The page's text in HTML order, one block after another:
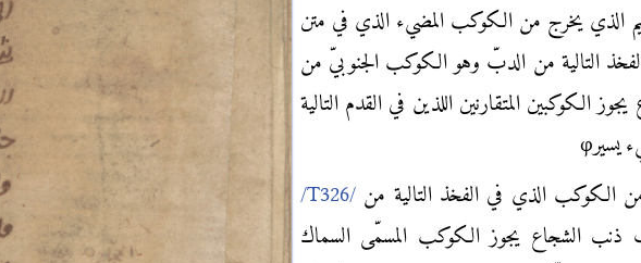
الذي يخرج من الكوكب المضيء الذي في متن
التالية من الدبّ وهو الكوكب الجنوبيّ من
الكوكبين المتقارنين اللذين في القدم التالية
يسير φ
الكوكب الذي في الفخذ التالية من
ذنب الشجاع يجوز الكوكب المسمّى السماك